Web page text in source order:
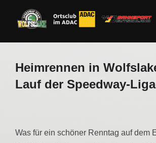
Inhalt
Heimrennen in
Lauf der Speedway-
Was für ein schöner Renntag auf dem